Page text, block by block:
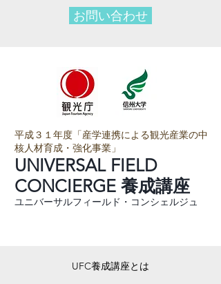
お問い合わせ
平成３１年度「産学連携による観光産業の中
核人材育成・強化事業」
UNIVERSAL FIELD
CONCIERGE 養成講座
ユニバーサルフィールド・ コンシェルジュ
UFC養成講座とは